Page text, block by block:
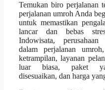
Temukan biro perjalanan
perjalanan umroh Anda
untuk memastikan
lancar dan bebas
Indowisata, perusahaan
dalam perjalanan
ketrampilan, layanan
luar biasa, paket
disesuaikan, dan harga